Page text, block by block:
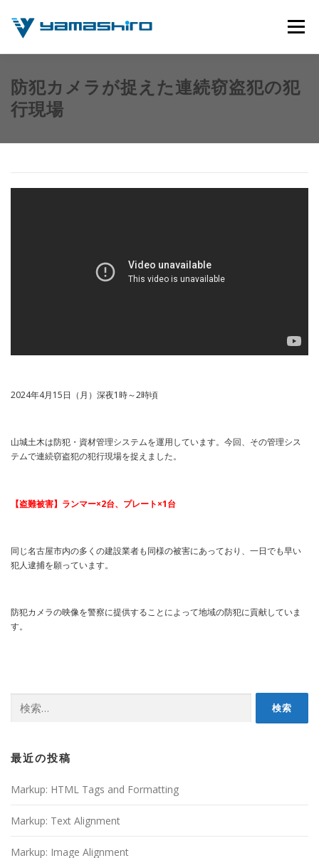
メニュー
公式サイト 動画撮影サービス 使用機材について
防犯カメラが捉えた連続窃盗犯の犯
行現場
2024年4月15日（月）深夜1時～2時頃
山城土木は防犯・資材管理システムを運用しています。今回、その管理シス
テムで連続窃盗犯の犯行現場を捉えました。
【盗難被害】ランマー×2台、プレート×1台
同じ名古屋市内の多くの建設業者も同様の被害にあっており、一日でも早い
犯人逮捕を願っています。
防犯カメラの映像を警察に提供することによって地域の防犯に貢献していま
す。
索:
最近の投稿
Markup: HTML Tags and Formatting
Markup: Text Alignment
Markup: Image Alignment